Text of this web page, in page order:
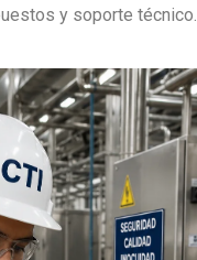
y soporte técnico.